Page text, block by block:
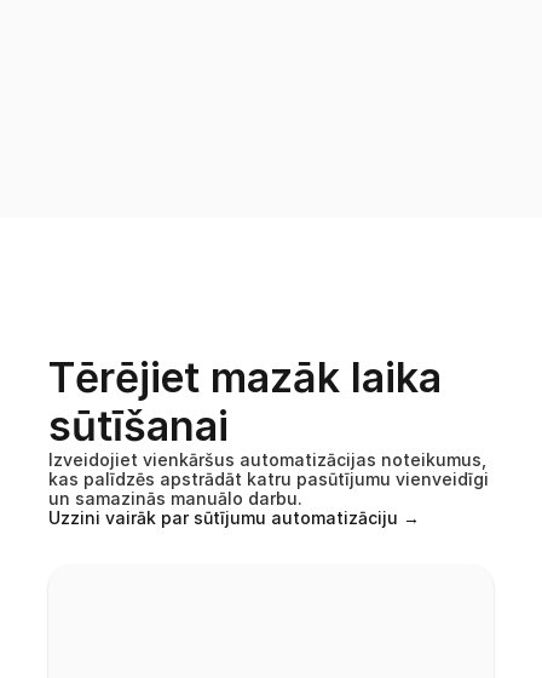
PIEGĀDES AUTOMATIZĀCIJA
Tērējiet mazāk laika
sūtīšanai
Izveidojiet vienkāršus automatizācijas noteikumus,
kas palīdzēs apstrādāt katru pasūtījumu vienveidīgi
un samazinās manuālo darbu.
Uzzini vairāk par sūtījumu automatizāciju →